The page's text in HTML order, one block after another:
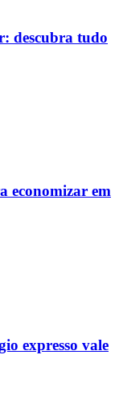
descubra tudo
economizar em
expresso vale